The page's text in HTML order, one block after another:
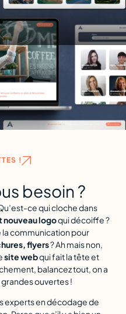
!
besoin ?
ce qui cloche dans
nouveau logoqui décoiffe ?
la communication pour
flyers? Ah mais non,
site webqui fait la tête et
balancez tout, on a
ouvertes !
experts en décodage de